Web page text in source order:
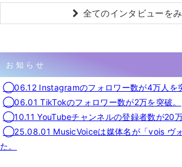
全てのインタビューを
お知らせ
◯06.12 Instagramのフォロワー数が4万人を
◯06.01 TikTokのフォロワー数が2万を突破。
◯10.11 YouTubeチャンネルの登録者数が20万
◯25.08.01 MusicVoiceは媒体名が「vois ヴ
た。